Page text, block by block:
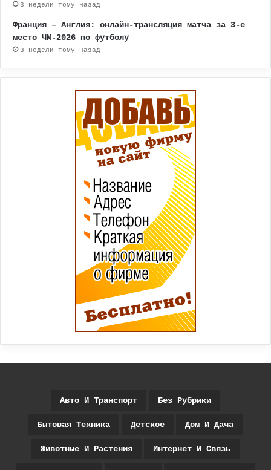
3 недели тому назад
Франция – Англия: онлайн-трансляция матча за 3-е
место ЧМ-2026 по футболу
3 недели тому назад
Авто И Транспорт Без Рубрики
Бытовая Техника Детское Дом И Дача
Животные И Растения Интернет И Связь